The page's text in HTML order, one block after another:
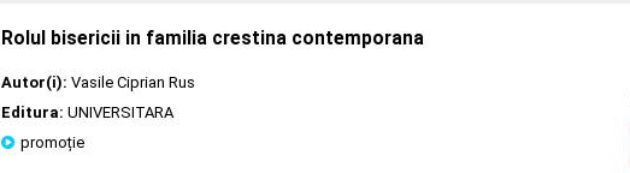
Rolul bisericii in familia crestina contemporana
Autor(i): Vasile Ciprian Rus
Editura: UNIVERSITARA
promoție